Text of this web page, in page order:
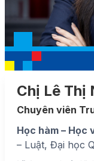
Chị Lê Thị
Chuyên viên
Học hàm – Học
– Luật, Đại học